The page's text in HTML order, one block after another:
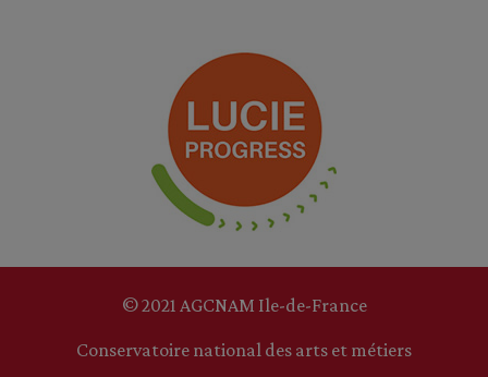
© 2021 AGCNAM Ile-de-France
Conservatoire national des arts et métiers